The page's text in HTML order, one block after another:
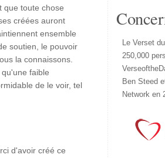
que toute chose
créées auront
ensemble
soutien, le pouvoir
la connaissons.
faible
de le voir, tel
d'avoir créé ce
Le Verset
250,000
Ben Steed
Network en